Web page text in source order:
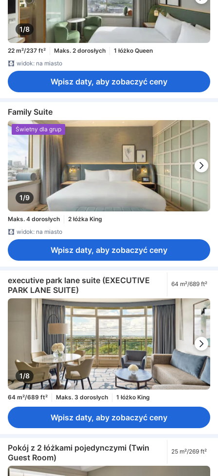
1/8
22 m²/237 ft² Maks. 2 dorosłych
1 łóżko Queen
widok: na miasto
Wpisz daty, aby zobaczyć ceny
Family Suite
1/9
Świetny dla grup
Maks. 4 dorosłych
2 łóżka King
widok: na miasto
Wpisz daty, aby zobaczyć ceny
executive park lane suite (EXECUTIVE
PARK LANE SUITE)
64 m²/689 ft²
1/8
64 m²/689 ft² Maks. 3 dorosłych 1 łóżko King
Wpisz daty, aby zobaczyć ceny
Pokój z 2 łóżkami pojedynczymi (Twin
Guest Room)
25 m²/269 ft²